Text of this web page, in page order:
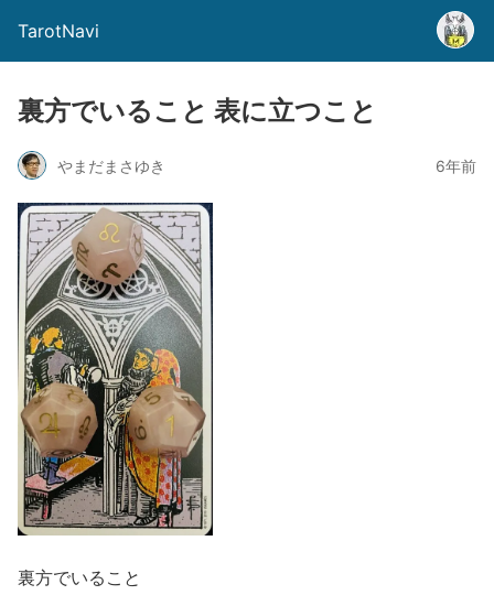
TarotNavi
裏方でいること 表に立つこと
やまだまさゆき 6年前
裏方でいること